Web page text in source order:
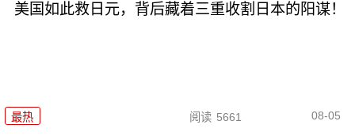
美国如此救日元，背后藏着三重收割日本的阳谋！
最热 阅读 5661 08-05